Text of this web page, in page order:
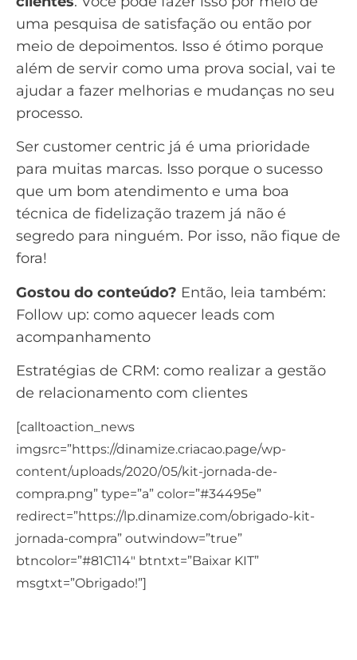
uma pesquisa de satisfação ou então por
meio de depoimentos. Isso é ótimo porque
além de servir como uma prova social, vai te
ajudar a fazer melhorias e mudanças no seu
processo.
Ser customer centric já é uma prioridade
para muitas marcas. Isso porque o sucesso
que um bom atendimento e uma boa
técnica de fidelização trazem já não é
segredo para ninguém. Por isso, não fique de
fora!
Gostou do conteúdo? Então, leia também:
Follow up: como aquecer leads com
acompanhamento
Estratégias de CRM: como realizar a gestão
de relacionamento com clientes
[calltoaction_news
imgsrc=”https://dinamize.criacao.page/wp-
content/uploads/2020/05/kit-jornada-de-
compra.png” type=”a” color=”#34495e”
redirect=”https://lp.dinamize.com/obrigado-kit-
jornada-compra” outwindow=”true”
btncolor=”#81C114″ btntxt=”Baixar KIT”
msgtxt=”Obrigado!”]